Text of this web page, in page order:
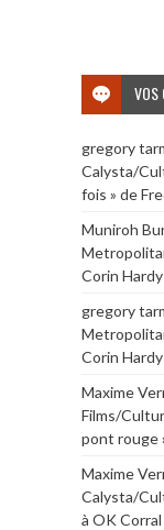
VOS
gregory
Calysta/
fois » de
Muniroh
Corin Hardy
gregory
Corin Hardy
Maxime
Films/
pont rouge
Maxime
Calysta/
à OK